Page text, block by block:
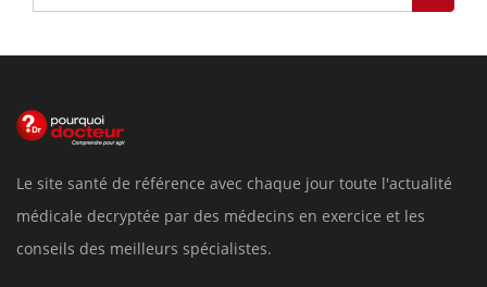
Le site santé de référence avec chaque jour toute l'actualité
médicale decryptée par des médecins en exercice et les
conseils des meilleurs spécialistes.